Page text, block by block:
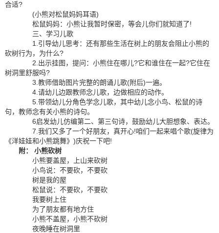
合适?
(小熊对松鼠妈妈耳语)
松鼠妈妈：小熊让我暂时保密，等会儿你们就知道了!
三、学习儿歌
1.引导幼儿思考：还有那些生活在树上的朋友会阻止小熊的
砍树行为，为什么?
2.出示挂图，提问：小熊住在哪儿?它和谁住在一起?它住在
树洞里舒服吗?
3.教师借助图片完整的朗诵儿歌(附后)一遍。
4.请幼儿边跟教师念儿歌，边做相应的动作。
5.带领幼儿分角色学念儿歌，其中幼儿念小鸟、松鼠的诗
句，教师念有关小熊的诗句。
6启发幼儿仿编第二、第三句诗，鼓励幼儿大胆想象、表达。
7.我们又多了一个好朋友，真开心!咱们一起来唱个歌(旋律为
《洋娃娃和小熊跳舞》)庆祝一下吧!
附： 小熊砍树
小熊要盖屋，上山来砍树
小鸟说：不要砍，不要砍
树是我的屋
松鼠说：不要砍，不要砍
我要树上住
为了朋友都有地方住
小熊不盖屋，小熊不砍树
夜晚睡在树洞里